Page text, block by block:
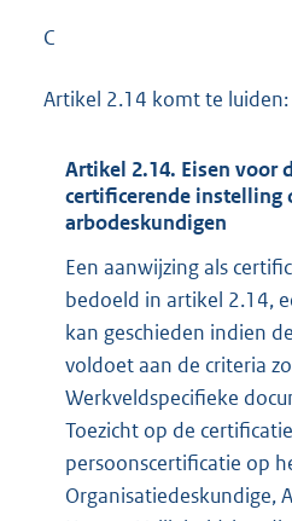
C
Artikel 2.14 komt te luiden:
Artikel 2.14. Eisen voor
certificerende instelling
arbodeskundigen
Een aanwijzing als
bedoeld in artikel 2.14,
kan geschieden indien
voldoet aan de criteria
Werkveldspecifieke
Toezicht op de
persoonscertificatie op
Organisatiedeskundige,